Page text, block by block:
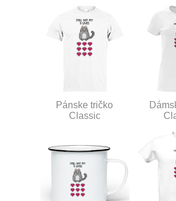
Pánske tričko
Classic